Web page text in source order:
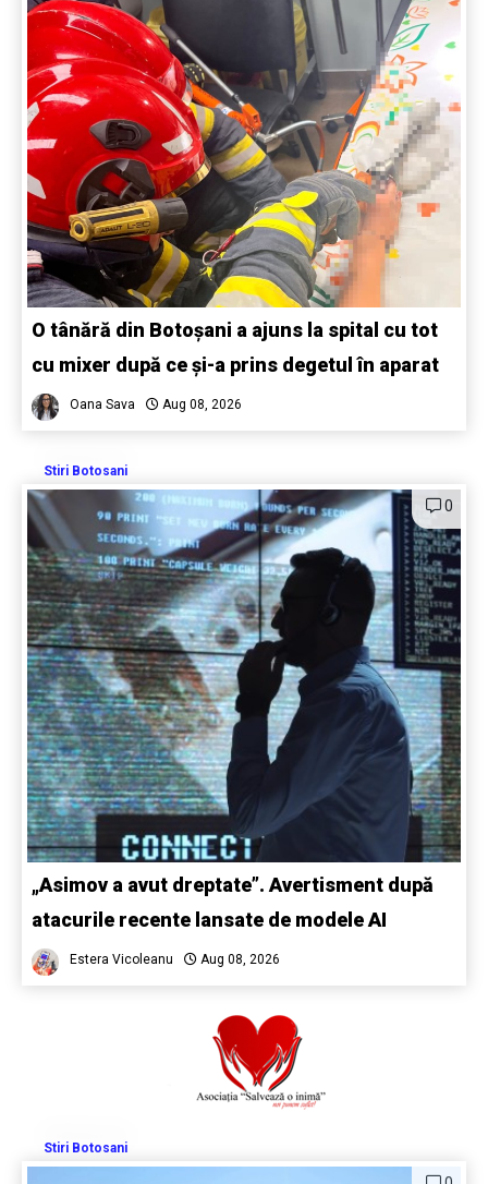
O tânără din Botoșani a ajuns la spital cu tot
cu mixer după ce și-a prins degetul în aparat
Oana Sava Aug 08, 2026
Stiri Botosani
0
„Asimov a avut dreptate”. Avertisment după
atacurile recente lansate de modele AI
Estera Vicoleanu Aug 08, 2026
Stiri Botosani